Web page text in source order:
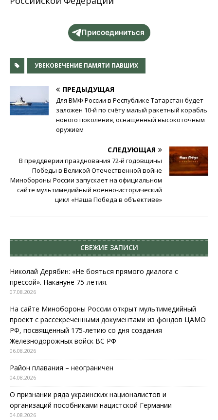
Присоединиться
УВЕКОВЕЧЕНИЕ ПАМЯТИ ПАВШИХ
ПРЕДЫДУЩАЯ
Для ВМФ России в Республике Татарстан будет
заложен 10-й по счёту малый ракетный корабль
нового поколения, оснащенный высокоточным
оружием
СЛЕДУЮЩАЯ
В преддверии празднования 72-й годовщины
Победы в Великой Отечественной войне
Минобороны России запускает на официальном
сайте мультимедийный военно-исторический
цикл «Наша Победа в объективе»
СВЕЖИЕ ЗАПИСИ
Николай Дерябин: «Не бояться прямого диалога с
прессой». Накануне 75-летия.
07.08.2026
На сайте Минобороны России открыт мультимедийный
проект с рассекреченными документами из фондов ЦАМО
РФ, посвященный 175-летию со дня создания
Железнодорожных войск ВС РФ
06.08.2026
Район плавания – неограничен
04.08.2026
О признании ряда украинских националистов и
организаций пособниками нацистской Германии
04.08.2026